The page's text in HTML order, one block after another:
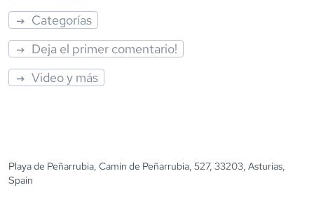
Categorías
Deja el primer comentario!
Video y más
Playa de Peñarrubia, Camin de Peñarrubia, 527, 33203, Asturias,
Spain